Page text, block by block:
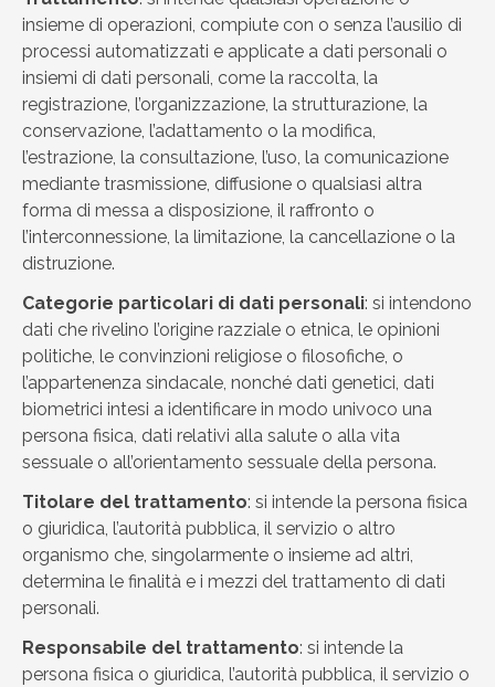
insieme di operazioni, compiute con o senza l’ausilio di
processi automatizzati e applicate a dati personali o
insiemi di dati personali, come la raccolta, la
registrazione, l’organizzazione, la strutturazione, la
conservazione, l’adattamento o la modifica,
l’estrazione, la consultazione, l’uso, la comunicazione
mediante trasmissione, diffusione o qualsiasi altra
forma di messa a disposizione, il raffronto o
l’interconnessione, la limitazione, la cancellazione o la
distruzione.
Categorie particolari di dati personali: si intendono
dati che rivelino l’origine razziale o etnica, le opinioni
politiche, le convinzioni religiose o filosofiche, o
l’appartenenza sindacale, nonché dati genetici, dati
biometrici intesi a identificare in modo univoco una
persona fisica, dati relativi alla salute o alla vita
sessuale o all’orientamento sessuale della persona.
Titolare del trattamento: si intende la persona fisica
o giuridica, l’autorità pubblica, il servizio o altro
organismo che, singolarmente o insieme ad altri,
determina le finalità e i mezzi del trattamento di dati
personali.
Responsabile del trattamento: si intende la
persona fisica o giuridica, l’autorità pubblica, il servizio o